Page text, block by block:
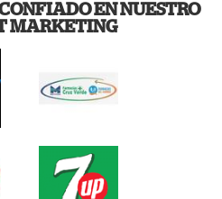
EN NUESTRO
MARKETING